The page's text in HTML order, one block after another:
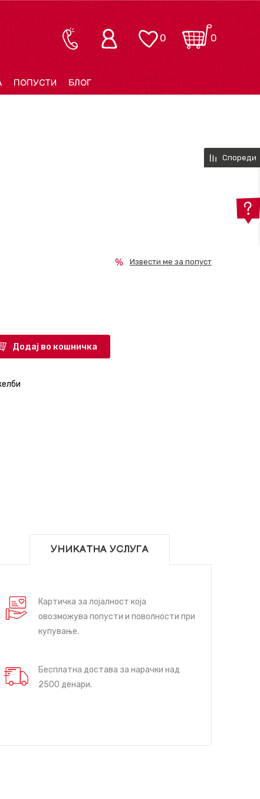
0
0
ПОПУСТИ БЛОГ
Извести ме за попуст
Додај во кошничка
УНИКАТНА УСЛУГА
Картичка за лојалност која
овозможува попусти и поволности при
купување.
Бесплатна достава за нарачки над
2500 денари.
Спореди